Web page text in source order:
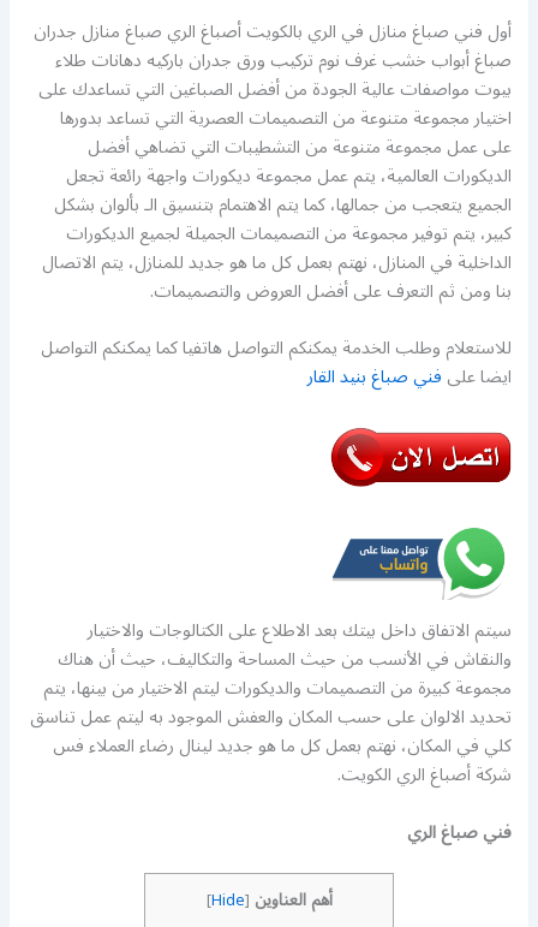
أول فني صباغ منازل في الري بالكويت أصباغ الري صباغ منازل جدران
صباغ أبواب خشب غرف نوم تركيب ورق جدران باركيه دهانات طلاء
بيوت مواصفات عالية الجودة من أفضل الصباغين التي تساعدك على
اختيار مجموعة متنوعة من التصميمات العصرية التي تساعد بدورها
على عمل مجموعة متنوعة من التشطيبات التي تضاهي أفضل
الديكورات العالمية، يتم عمل مجموعة ديكورات واجهة رائعة تجعل
الجميع يتعجب من جمالها، كما يتم الاهتمام بتنسيق الـ بألوان بشكل
كبير، يتم توفير مجموعة من التصميمات الجميلة لجميع الديكورات
الداخلية في المنازل، نهتم بعمل كل ما هو جديد للمنازل، يتم الاتصال
بنا ومن ثم التعرف على أفضل العروض والتصميمات.
للاستعلام وطلب الخدمة يمكنكم التواصل هاتفيا كما يمكنكم التواصل
ايضا علىفني صباغ بنيد القار
سيتم الاتفاق داخل بيتك بعد الاطلاع على الكتالوجات والاختيار
والنقاش في الأنسب من حيث المساحة والتكاليف، حيث أن هناك
مجموعة كبيرة من التصميمات والديكورات ليتم الاختيار من بينها، يتم
تحديد الالوان على حسب المكان والعفش الموجود به ليتم عمل تناسق
كلي في المكان، نهتم بعمل كل ما هو جديد لينال رضاء العملاء فس
شركة أصباغ الري الكويت.
فني صباغ الري
أهم العناوين [
Hide
]